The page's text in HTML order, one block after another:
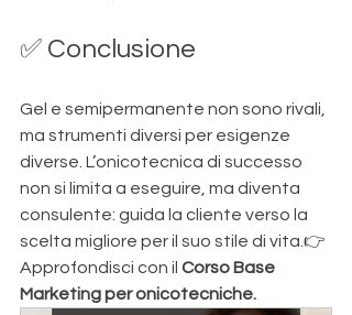
✅ Conclusione
Gel e semipermanente non sono rivali,
ma strumenti diversi per esigenze
diverse. L’onicotecnica di successo
non si limita a eseguire, ma diventa
consulente: guida la cliente verso la
scelta migliore per il suo stile di vita.👉
Approfondisci con il Corso Base
Marketing per onicotecniche.